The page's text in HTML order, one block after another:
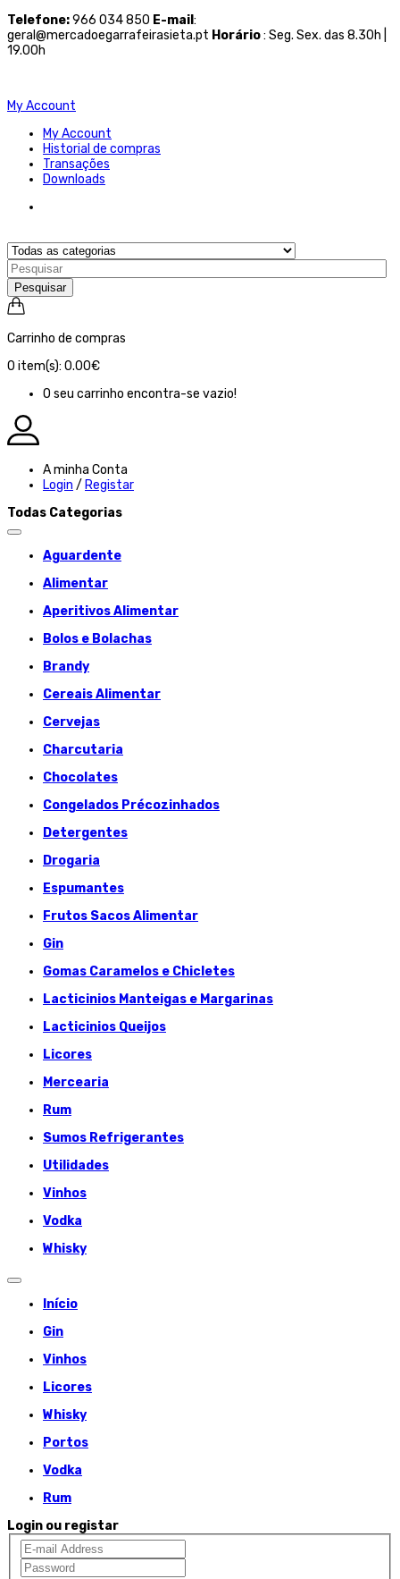
Telefone:966 034 850 E-mail :
geral@mercadoegarrafeirasieta.pt Horário: Seg. Sex. das 8.30h |
19.00h
My Account
My Account
Historial de compras
Transações
Downloads
Pesquisar
Carrinho de compras
0 item(s): 0.00€
O seu carrinho encontra-se vazio!
A minha Conta
Login / Registar
Todas Categorias
Aguardente
Alimentar
Aperitivos Alimentar
Bolos e Bolachas
Brandy
Cereais Alimentar
Cervejas
Charcutaria
Chocolates
Congelados Précozinhados
Detergentes
Drogaria
Espumantes
Frutos Sacos Alimentar
Gin
Gomas Caramelos e Chicletes
Lacticinios Manteigas e Margarinas
Lacticinios Queijos
Licores
Mercearia
Rum
Sumos Refrigerantes
Utilidades
Vinhos
Vodka
Whisky
Início
Gin
Vinhos
Licores
Whisky
Portos
Vodka
Rum
Login ou registar